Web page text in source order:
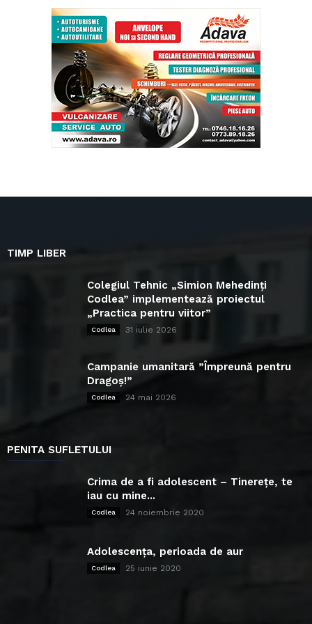
TIMP LIBER
Colegiul Tehnic „Simion Mehedinți
Codlea” implementează proiectul
„Practica pentru viitor”
Codlea 31 iulie 2026
Campanie umanitară ”Împreună pentru
Dragoș!”
Codlea 24 mai 2026
PENITA SUFLETULUI
Crima de a fi adolescent – Tinerețe, te
iau cu mine...
Codlea 24 noiembrie 2020
Adolescența, perioada de aur
Codlea 25 iunie 2020